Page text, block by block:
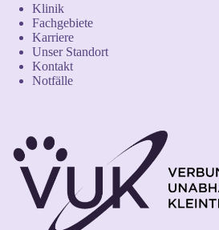
Klinik
Fachgebiete
Karriere
Unser Standort
Kontakt
Notfälle